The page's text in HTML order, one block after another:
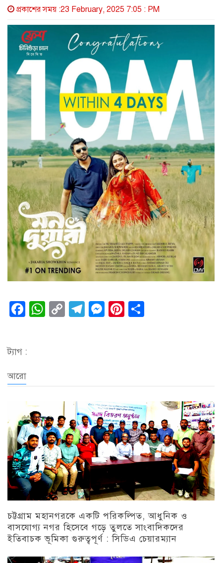
প্রকাশের সময় :23 February, 2025 7:05 : PM
Facebook
WhatsApp
CopyTelegram
Messenger
Pinterest
ট্যাগ :
আরো
চট্টগ্রাম মহানগরকে একটি পরিকল্পিত, আধুনিক ও
বাসযোগ্য নগর হিসেবে গড়ে তুলতে সাংবাদিকদের
ইতিবাচক ভূমিকা গুরুত্বপূর্ণ : সিডিএ চেয়ারম্যান
চট্টগ্রাম